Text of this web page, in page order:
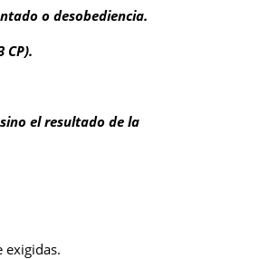
o desobediencia.
el resultado de la
exigidas.